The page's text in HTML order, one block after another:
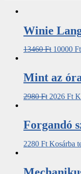
Winie
13460Ft 10000 Ft
Mint az
2980Ft 2026 Ft
Forgandó
2280 Ft Kosárba